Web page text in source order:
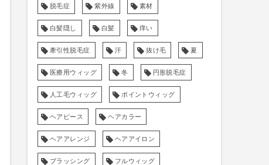
脱毛症 紫外線 素材
白髪隠し 白髪 痒い
牽引性脱毛症 汗 抜け毛 夏
医療用ウィッグ 冬 円形脱毛症
人工毛ウィッグ ポイントウィッグ
ヘアピース ヘアカラー
ヘアアレンジ ヘアアイロン
ブラッシング フルウィッグ